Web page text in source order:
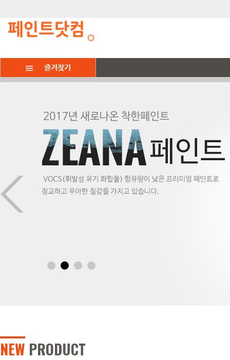
즐겨찾기
벽지 / 벽면
곰팡이 / 결로
칠판자석 / 욕실 / 타일
아트 : 부식,펄페인트
스프레이
프라이머(젯소)/리무버
코팅제 : 바니쉬 .왁스
조색제
워시페인트
오일스테인
목공오일
스테인제거제
유성
퍼티류: 핸디코트/텍스쳐
기능성/특수페인트
신나/페인트제거제
바닥재(주차장)에폭시
지하/방/벽 방수제
보강방수제/크랙보수제
평형별 세트
도구세트
브러쉬마스터(패드)
페인트색상표
물감/도구류
가구다리
마루관련용품
손잡이
메꿈제/실리콘/정착제
간판/칠판/메뉴판
철물/잡화
아트페인트
벽화
건물 내.외부
옥상방수
에폭시 바닥(주차장)시공
빈티지 매장(쇼룸)
NEW PRODUCT